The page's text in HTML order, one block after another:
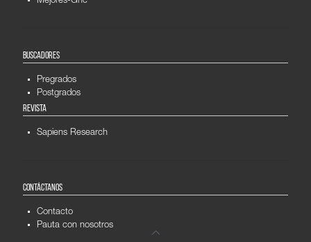
BUSCADORES
Pregrados
Postgrados
REVISTA
Sapiens Research
CONTÁCTANOS
Contacto
Pauta con nosotros